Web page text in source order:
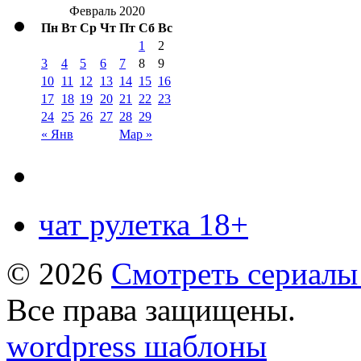
Февраль 2020
Пн Вт Ср Чт Пт Сб Вс
« Янв Мар »
1
2
3
4 5 6 7 8
9
10 11 12 13 14 15 16
17 18 19 20 21 22 23
24 25 26 27 28 29
чат рулетка 18+
© 2026 Смотреть
Все права защищены.
wordpress шаблоны